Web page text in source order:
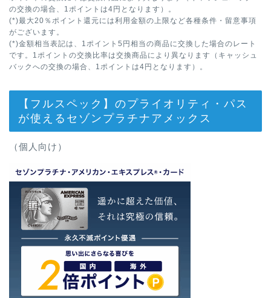
の交換の場合、1ポイントは4円となります）。
(*)最大20％ポイント還元には利用金額の上限など各種条件・留意事項
がございます。
(*)金額相当表記は、1ポイント5円相当の商品に交換した場合のレート
です。1ポイントの交換比率は交換商品により異なります（キャッシュ
バックへの交換の場合、1ポイントは4円となります）。
【フルスペック】のプライオリティ・パス
が使えるセゾンプラチナアメックス
（個人向け）